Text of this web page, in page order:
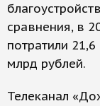
сравнения, в
потратили
млрд рублей.
Телеканал